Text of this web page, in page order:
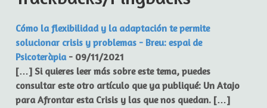
Cómo la flexibilidad y la adaptación te permite
solucionar crisis y problemas - Breu: espai de
Psicoteràpia- 09/11/2021
[…] Si quieres leer más sobre este tema, puedes
consultar este otro artículo que ya publiqué: Un Atajo
para Afrontar esta Crisis y las que nos quedan. […]